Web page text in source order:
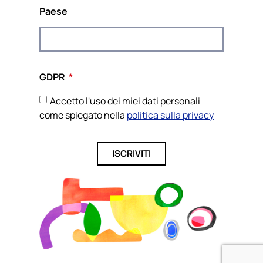
Questo sito web e il contenuto del progetto riflettono le
Informativa sulla privacy e cookie
Circa l'identità visiva
Website by JH
Paese
GDPR
Accetto l'uso dei miei dati personali
come spiegato nella politica sulla privacy
ISCRIVITI